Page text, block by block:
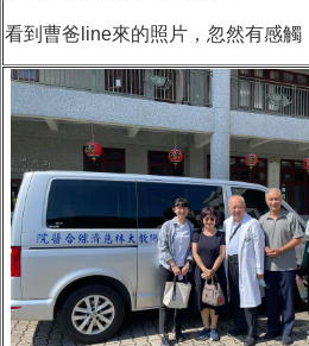
看到曹爸line來的照片，忽然有感觸